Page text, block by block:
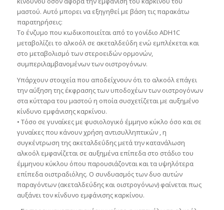
μαστού. Αυτό μπορει να εξηγηθεί με βάση τις παρακάτω
παρατηρήσεις:
Το ένζυμο που κωδικοποιείται από το γονίδιο ADH1C
μεταβολίζει το αλκοόλ σε ακεταλδεΰδη ενώ εμπλέκεται και
στο μεταβολισμό των στεροειδών ορμονών,
συμπεριλαμβανομένων των οιστρογόνων.
Yπάρχουν στοιχεία που αποδείχνουν ότι το αλκοόλ επάγει
την αύξηση της έκφρασης των υποδοχέων των οιστρογόνων
στα κύτταρα του μαστού η οποία συσχετίζεται με αυξημένο
κίνδυνο εμφάνισης καρκίνου.
• Τόσο σε γυναίκες με φυσιολογικό έμμηνο κύκλο όσο και σε
γυναίκες που κάνουν χρήση αντισυλληπτικών , η
συγκέντρωση της ακεταλδεΰδης μετά την κατανάλωση
αλκοόλ εμφανίζεται σε αυξημένα επίπεδα στο στάδιο του
έμμηνου κύκλου όπου παρουσιάζονται και τα υψηλότερα
επίπεδα οιστραδιόλης. Ο συνδυασμός των δυο αυτών
παραγόντων (ακεταλδεύδης και οιστρογόνων) φαίνεται πως
αυξάνει τον κίνδυνο εμφάνισης καρκίνου.